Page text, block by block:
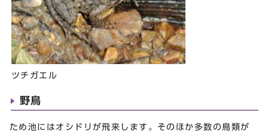
ツチガエル
野鳥
ため池にはオシドリが飛来します。そのほか多数の鳥類が